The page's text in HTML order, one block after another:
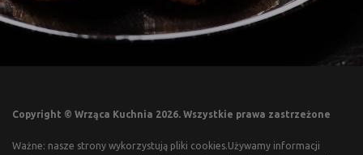
Copyright © Wrząca Kuchnia 2026. Wszystkie prawa zastrzeżone
Ważne: nasze strony wykorzystują pliki cookies.Używamy informacji